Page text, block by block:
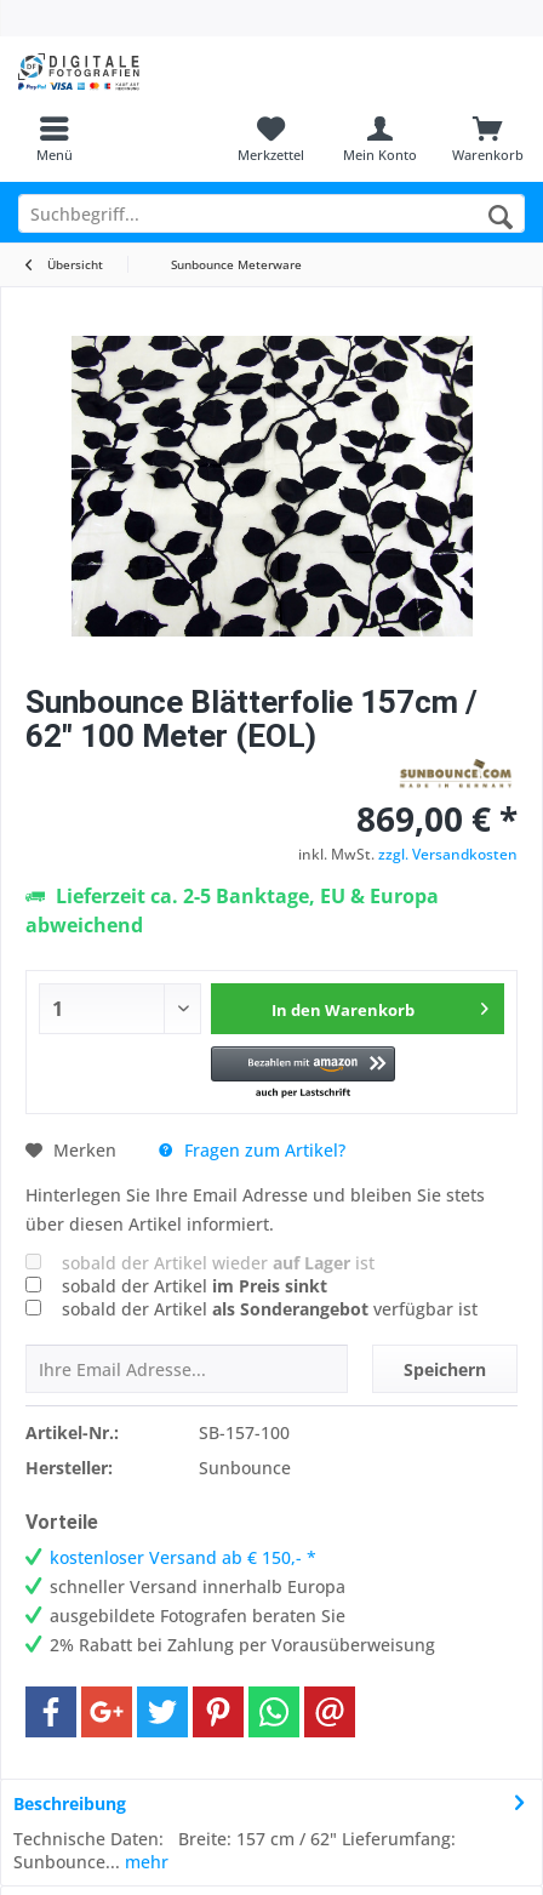
Menü Warenkorb
Merkzettel Mein Konto
Übersicht Sunbounce Meterware
Sunbounce Blätterfolie 157cm /
62" 100 Meter (EOL)
869,00 € *
inkl. MwSt.zzgl. Versandkosten
Lieferzeit ca. 2-5 Banktage, EU & Europa
abweichend
In den Warenkorb
Merken
Fragen zum Artikel?
Hinterlegen Sie Ihre Email Adresse und bleiben Sie stets
über diesen Artikel informiert.
sobald der Artikel wieder auf Lager ist
sobald der Artikel im Preis sinkt
sobald der Artikel als Sonderangebot verfügbar ist
Speichern
Artikel-Nr.:
SB-157-100
Hersteller:
Sunbounce
Vorteile
kostenloser Versand ab € 150,- *
schneller Versand innerhalb Europa
ausgebildete Fotografen beraten Sie
2% Rabatt bei Zahlung per Vorausüberweisung
Beschreibung
Technische Daten: Breite: 157 cm / 62" Lieferumfang:
Sunbounce... mehr